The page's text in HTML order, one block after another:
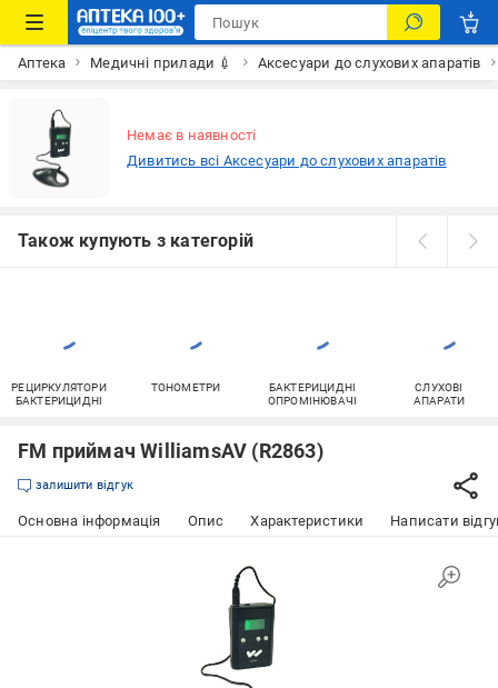
Аптека Медичні прилади 💉 Аксесуари до слухових апаратів
Немає в наявності
Дивитись всі Аксесуари до слухових апаратів
Також купують з категорій
РЕЦИРКУЛЯТОРИ
БАКТЕРИЦИДНІ
ТОНОМЕТРИ
БАКТЕРИЦИДНІ
ОПРОМІНЮВАЧІ
СЛУХОВІ
АПАРАТИ
FM приймач WilliamsAV (R2863)
залишити відгук
Основна інформація Опис Характеристики Написати